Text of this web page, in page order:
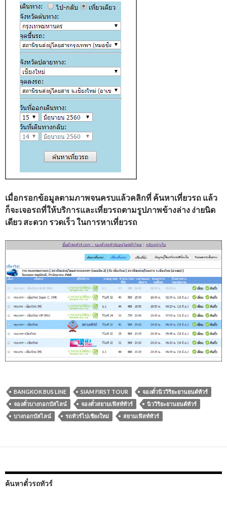
เมื่อกรอกข้อมูลตามภาพจนครบแล้วคลิกที่ ค้นหาเที่ยวรถ แล้ว
ก็จะเจอรถที่ให้บริการและเที่ยวรถตามรูปภาพข้างล่าง ง่ายนิด
เดียว สะดวก รวดเร็ว ในการหาเที่ยวรถ
BANGKOK BUS LINE SIAM FIRST TOUR
จองตั๋วนิววิริยะยานยนต์ทัวร์
จองตั๋วบางกอกบัสไลน์
จองตั๋วสยามเฟิสท์ทัวร์
นิววิริยะยานยนต์ทัวร์
บางกอกบัสไลน์
รถทัวร์ไปเชียงใหม่ สยามเฟิสท์ทัวร์
ค้นหาตั๋วรถทัวร์